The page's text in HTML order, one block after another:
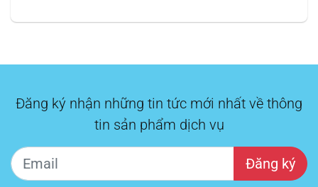
ưu điểm của máy ghép gỗ trong ngành chế biến gỗ, từ việc
Đăng ký nhận những tin tức mới nhất về thông
tin sản phẩm dịch vụ
Đăng ký